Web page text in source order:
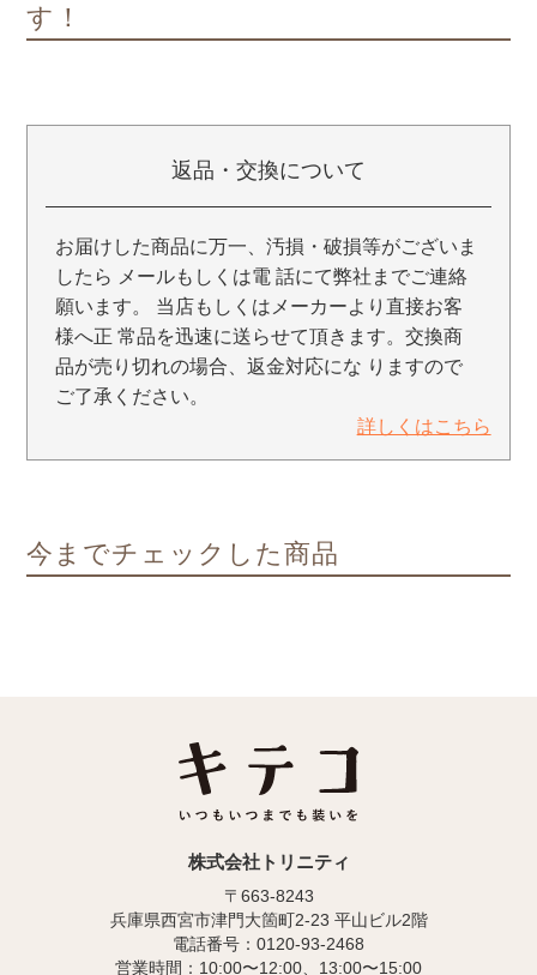
す！
返品・交換について
お届けした商品に万一、汚損・破損等がございま
したら メールもしくは電 話にて弊社までご連絡
願います。 当店もしくはメーカーより直接お客
様へ正 常品を迅速に送らせて頂きます。交換商
品が売り切れの場合、返金対応にな りますので
ご了承ください。
詳しくはこちら
今までチェックした商品
株式会社トリニティ
〒663-8243
兵庫県西宮市津門大箇町2-23 平山ビル2階
電話番号：0120-93-2468
営業時間：10:00〜12:00、13:00〜15:00